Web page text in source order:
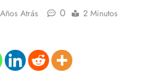
Atrás 0 2 Minutos